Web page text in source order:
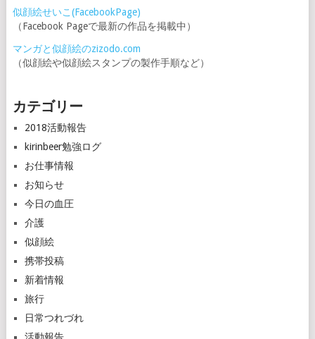
似顔絵せいこ(FacebookPage)
（Facebook Pageで最新の作品を掲載中）
マンガと似顔絵のzizodo.com
（似顔絵や似顔絵スタンプの製作手順など）
カテゴリー
2018活動報告
kirinbeer勉強ログ
お仕事情報
お知らせ
今日の血圧
介護
似顔絵
携帯投稿
新着情報
旅行
日常つれづれ